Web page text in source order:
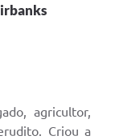
agricultor,
Criou a